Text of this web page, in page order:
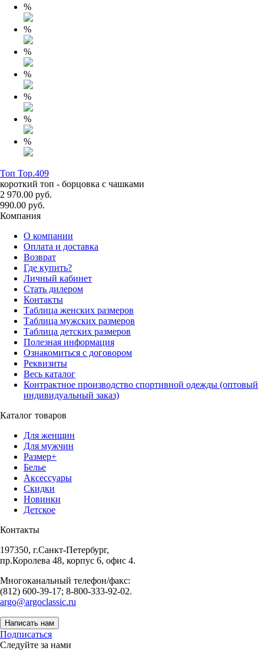
%
%
%
%
%
%
%
Топ Top.409
короткий топ - борцовка с чашками
2 970.00 руб.
990.00 руб.
Компания
О компании
Оплата и доставка
Возврат
Где купить?
Личный кабинет
Стать дилером
Контакты
Таблица женских размеров
Таблица мужских размеров
Таблица детских размеров
Полезная информация
Ознакомиться с договором
Реквизиты
Весь каталог
Контрактное производство спортивной одежды (оптовый
индивидуальный заказ)
Каталог товаров
Для женщин
Для мужчин
Размер+
Белье
Аксессуары
Скидки
Новинки
Детское
Контакты
197350, г.Санкт-Петербург,
пр.Королева 48, корпус 6, офис 4.
Многоканальный телефон/факс:
(812) 600-39-17; 8-800-333-92-02.
argo@argoclassic.ru
Написать нам
Подписаться
Следуйте за нами